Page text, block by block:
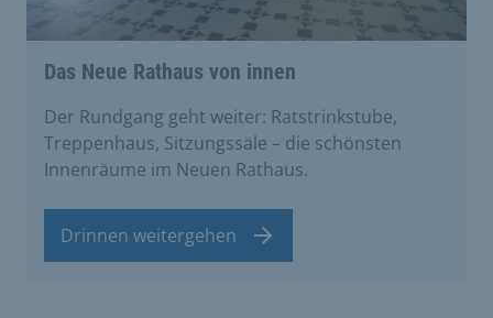
Das Neue Rathaus von innen
Der Rundgang geht weiter: Ratstrinkstube,
Treppenhaus, Sitzungssäle – die schönsten
Innenräume im Neuen Rathaus.
Drinnen weitergehen